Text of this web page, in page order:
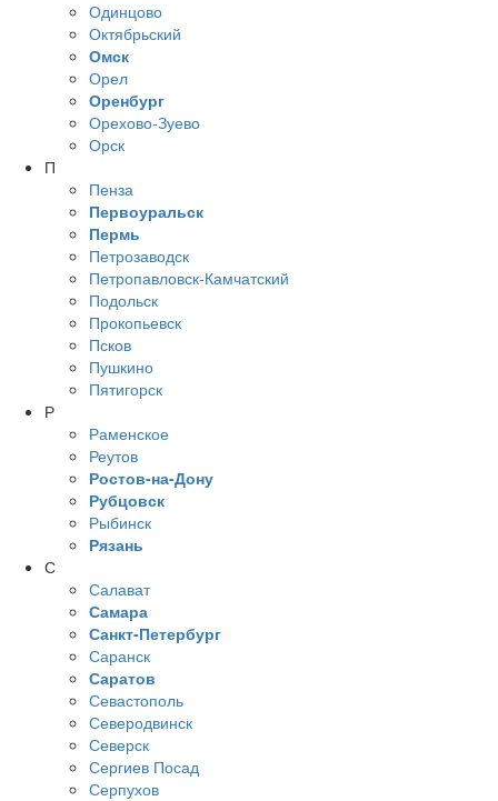
Одинцово
Октябрьский
Омск
Орел
Оренбург
Орехово-Зуево
Орск
П
Пенза
Первоуральск
Пермь
Петрозаводск
Петропавловск-Камчатский
Подольск
Прокопьевск
Псков
Пушкино
Пятигорск
Р
Раменское
Реутов
Ростов-на-Дону
Рубцовск
Рыбинск
Рязань
С
Салават
Самара
Санкт-Петербург
Саранск
Саратов
Севастополь
Северодвинск
Северск
Сергиев Посад
Серпухов